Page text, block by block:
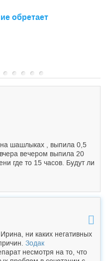
обретает
шашлыках , выпила 0,5
вечером выпила 20
где то 15 часов. Будут ли
ни каких негативных
Зодак
несмотря на то, что